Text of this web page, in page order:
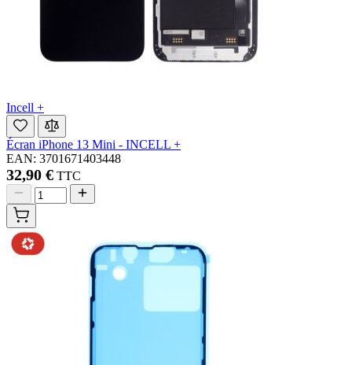
Incell +
Écran iPhone 13 Mini - INCELL +
EAN: 3701671403448
32,90 € TTC